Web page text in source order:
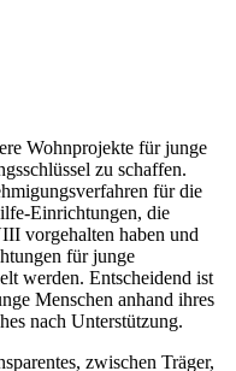
Wohnprojekte für junge
zu schaffen.
für die
Einrichtungen, die
vorgehalten haben und
für junge
werden. Entscheidend ist
Menschen anhand ihres
nach Unterstützung.
zwischen Träger,